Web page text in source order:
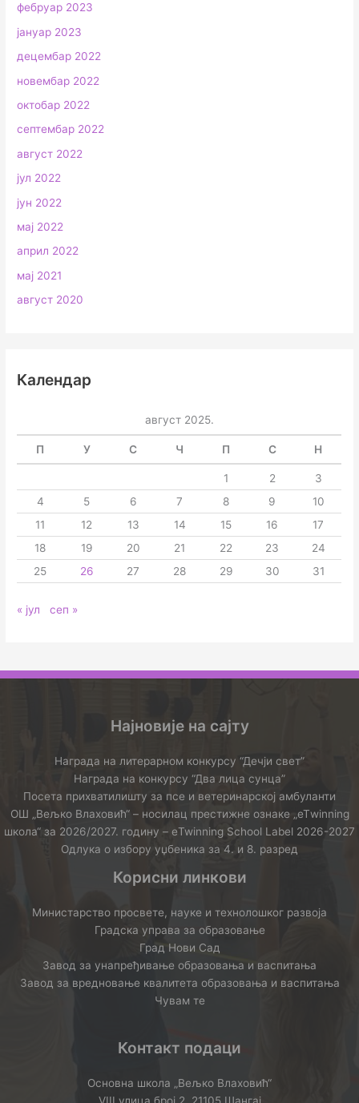
фебруар 2023
јануар 2023
децембар 2022
новембар 2022
октобар 2022
септембар 2022
август 2022
јул 2022
јун 2022
мај 2022
април 2022
мај 2021
август 2020
Календар
август 2025.
П У С Ч П С Н
1 2
3
4
5 6 7 8 9
10
11
12 13 14 15 16
17
18
19 20 21 22 23
24
25
26 27 28 29 30 31
« јул сеп »
Најновије на сајту
Награда на литерарном конкурсу “Дечји свет”
Награда на конкурсу “Два лица сунца”
Посета прихватилишту за псе и ветеринарској амбуланти
ОШ „Вељко Влаховић“ – носилац престижне ознаке „еТwinning
школа“ за 2026/2027. годину – еTwinning School Label 2026-2027
Одлука о избору уџбеника за 4. и 8. разред
Корисни линкови
Министарство просвете, науке и технолошког развоја
Градска управа за образовање
Град Нови Сад
Завод за унапређивање образовања и васпитања
Завод за вредновање квалитета образовања и васпитања
Чувам те
Контакт подаци
Основна школа „Вељко Влаховић“